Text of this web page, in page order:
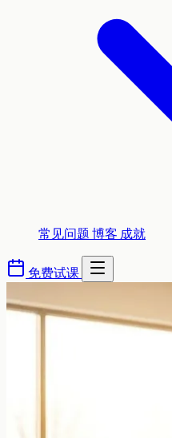
常见问题博客 成就
免费试课